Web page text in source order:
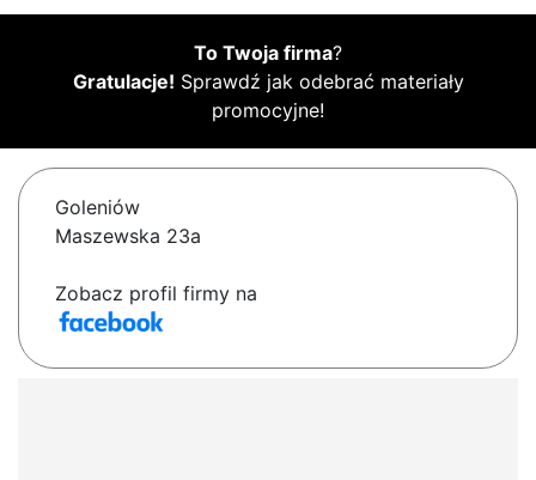
To Twoja firma?
Gratulacje! Sprawdź jak odebrać materiały
promocyjne!
Goleniów
Maszewska 23a
Zobacz profil firmy na